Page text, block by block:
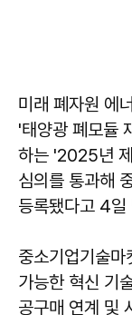
미래 폐자원 에
'태양광 폐모듈
하는 '2025년
심의를 통과해
등록됐다고 4일
중소기업기술
가능한 혁신 기
공구매 연계 및